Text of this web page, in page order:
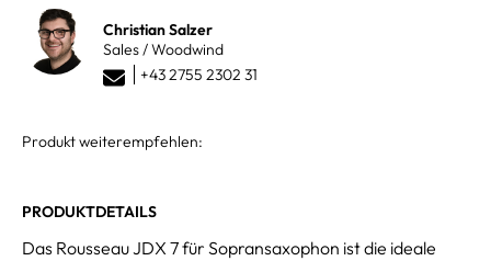
Christian Salzer
Sales / Woodwind
+43 2755 2302 31
Produkt weiterempfehlen:
PRODUKTDETAILS
Das Rousseau JDX 7 für Sopransaxophon ist die ideale